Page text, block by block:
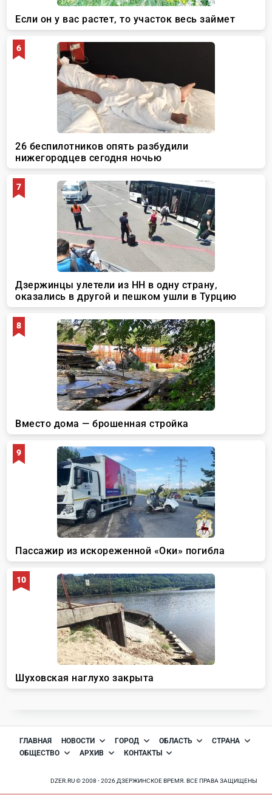
ГЛАВНАЯ НОВОСТИ ГОРОД ОБЛАСТЬ
СТРАНА
ОБЩЕСТВО
АРХИВ КОНТАКТЫ
DZER.RU © 2008 - 2026 ДЗЕРЖИНСКОЕ ВРЕМЯ. ВСЕ ПРАВА ЗАЩИЩЕНЫ